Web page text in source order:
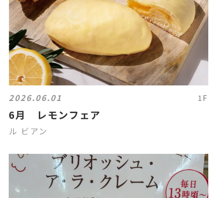
2026.06.01 1F
6月 レモンフェア
ル ビアン